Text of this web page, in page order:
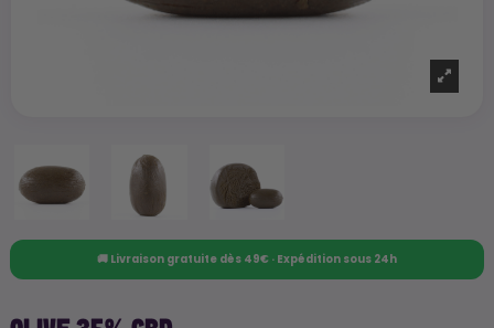
🚚 Livraison gratuite dès 49€ · Expédition sous 24h